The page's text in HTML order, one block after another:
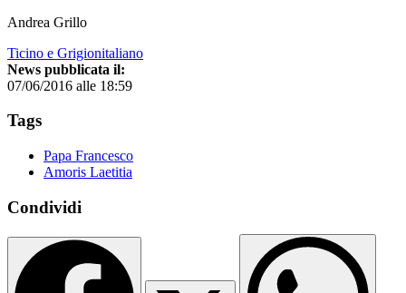
Andrea Grillo
Ticino e Grigionitaliano
News pubblicata il:
07/06/2016 alle 18:59
Tags
Papa Francesco
Amoris Laetitia
Condividi